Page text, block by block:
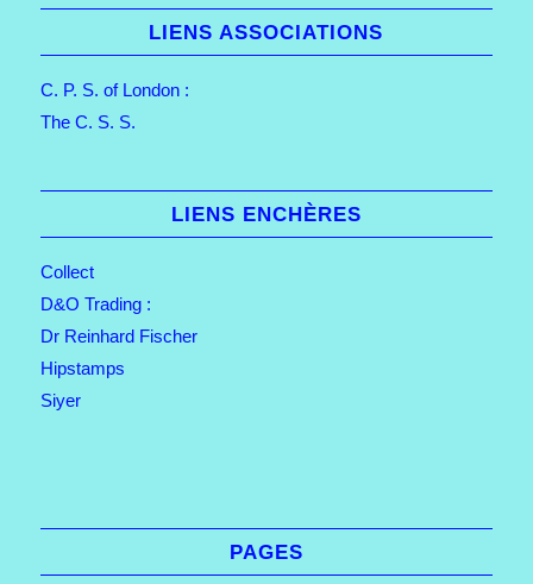
LIENS ASSOCIATIONS
C. P. S. of London :
The C. S. S.
LIENS ENCHÈRES
Collect
D&O Trading :
Dr Reinhard Fischer
Hipstamps
Siyer
PAGES